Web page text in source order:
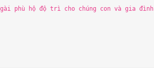
iphù hộ độ trì cho chúng con và gia đình